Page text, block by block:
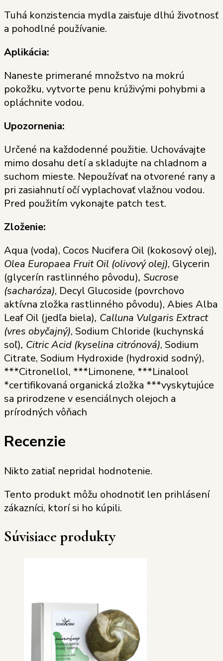
Tuhá konzistencia mydla zaisťuje dlhú životnosť
a pohodlné používanie.
Aplikácia:
Naneste primerané množstvo na mokrú
pokožku, vytvorte penu krúživými pohybmi a
opláchnite vodou.
Upozornenia:
Určené na každodenné použitie. Uchovávajte
mimo dosahu detí a skladujte na chladnom a
suchom mieste. Nepoužívať na otvorené rany a
pri zasiahnutí očí vyplachovať vlažnou vodou.
Pred použitím vykonajte patch test.
Zloženie:
Aqua (voda), Cocos Nucifera Oil (kokosový olej),
Olea Europaea Fruit Oil (olivový olej), Glycerin
(glycerín rastlinného pôvodu), Sucrose
(sacharóza), Decyl Glucoside (povrchovo
aktívna zložka rastlinného pôvodu), Abies Alba
Leaf Oil (jedľa biela), Calluna Vulgaris Extract
(vres obyčajný), Sodium Chloride (kuchynská
soľ), Citric Acid (kyselina citrónová), Sodium
Citrate, Sodium Hydroxide (hydroxid sodný),
***Citronellol, ***Limonene, ***Linalool
*certifikovaná organická zložka ***vyskytujúce
sa prirodzene v esenciálnych olejoch a
prírodných vôňach
Recenzie
Nikto zatiaľ nepridal hodnotenie.
Tento produkt môžu ohodnotiť len prihlásení
zákazníci, ktorí si ho kúpili.
Súvisiace produkty